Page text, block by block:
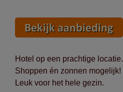
Hotel op een prachtige locatie.
Shoppen én zonnen mogelijk!
Leuk voor het hele gezin.